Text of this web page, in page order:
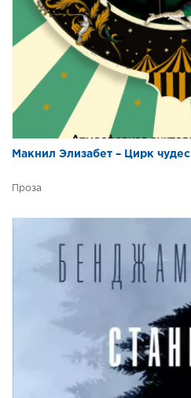
Макнил Элизабет – Цирк чудес
Проза